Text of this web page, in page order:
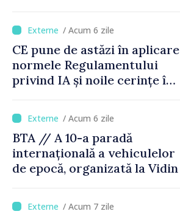
capacitate
/ Acum 6 zile
CE pune de astăzi în aplicare
normele Regulamentului
privind IA și noile cerințe în
/ Acum 6 zile
BTA // A 10-a paradă
internațională a vehiculelor
de epocă, organizată la Vidin
/ Acum 7 zile